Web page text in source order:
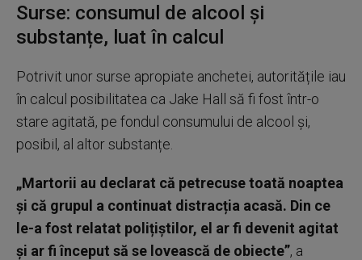
Surse: consumul de alcool și
substanțe, luat în calcul
Potrivit unor surse apropiate anchetei, autoritățile iau
în calcul posibilitatea ca Jake Hall să fi fost într-o
stare agitată, pe fondul consumului de alcool și,
posibil, al altor substanțe.
„Martorii au declarat că petrecuse toată noaptea
și că grupul a continuat distracția acasă. Din ce
le-a fost relatat polițiștilor, el ar fi devenit agitat
și ar fi început să se lovească de obiecte”, a